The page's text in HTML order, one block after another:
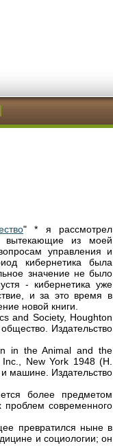
" * я рассмотрел
вытекающие из моей
управления и
кибернетика была
значение не было
- кибернетика уже
и за это время в
новой книги.
and Society, Houghton
Издательство
in the Animal and the
New York 1948 (Н.
машине. Издательство
более предметом
современного
превратился ныне в
и социологии; он